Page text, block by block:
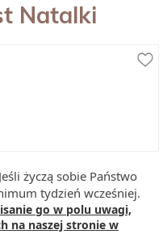
Natalki
życzą sobie Państwo
tydzień wcześniej.
go w polu uwagi,
na naszej stronie w